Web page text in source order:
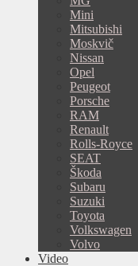
Mini
Mitsubishi
Moskvič
Nissan
Opel
Peugeot
Porsche
RAM
Renault
Rolls-Royce
SEAT
Škoda
Subaru
Suzuki
Toyota
Volkswagen
Volvo
Video